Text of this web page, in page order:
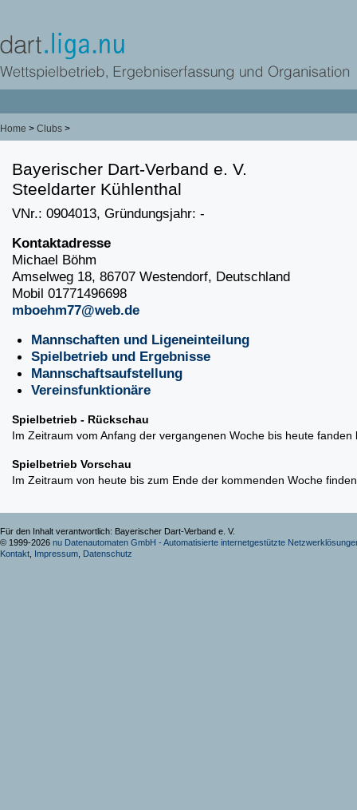
Home > Clubs >
Bayerischer Dart-Verband e. V.
Steeldarter Kühlenthal
VNr.: 0904013, Gründungsjahr: -
Kontaktadresse
Michael Böhm
Amselweg 18, 86707 Westendorf, Deutschland
Mobil 01771496698
mboehm77@web.de
Mannschaften und Ligeneinteilung
Spielbetrieb und Ergebnisse
Mannschaftsaufstellung
Vereinsfunktionäre
Spielbetrieb - Rückschau
Im Zeitraum vom Anfang der vergangenen Woche bis heute
Spielbetrieb Vorschau
Im Zeitraum von heute bis zum Ende der kommenden Woche
Für den Inhalt verantwortlich: Bayerischer Dart-Verband e. V.
© 1999-2026 nu Datenautomaten GmbH - Automatisierte internetgestützte
Kontakt Impressum Datenschutz